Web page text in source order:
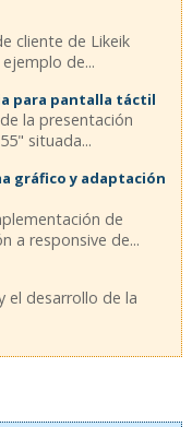
cliente de Likeik
de...
para pantalla táctil
la presentación
situada...
gráfico y adaptación
de
a responsive de...
el desarrollo de la